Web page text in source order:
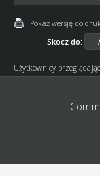
Pokaż wersję do
Skocz do:
Użytkownicy